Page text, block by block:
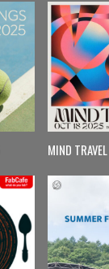
MIND TRAVEL